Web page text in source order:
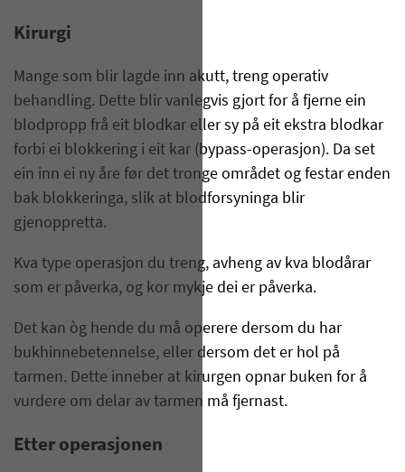
Kirurgi
Mange som blir lagde inn akutt, treng operativ
behandling. Dette blir vanlegvis gjort for å fjerne ein
blodpropp frå eit blodkar eller sy på eit ekstra blodkar
forbi ei blokkering i eit kar (bypass-operasjon). Da set
ein inn ei ny åre før det tronge området og festar enden
bak blokkeringa, slik at blodforsyninga blir
gjenoppretta.
Kva type operasjon du treng, avheng av kva blodårar
som er påverka, og kor mykje dei er påverka.
Det kan òg hende du må operere dersom du har
bukhinnebetennelse, eller dersom det er hol på
tarmen. Dette inneber at kirurgen opnar buken for å
vurdere om delar av tarmen må fjernast.
Etter operasjonen